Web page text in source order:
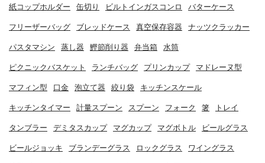
紙コップホルダー 缶切り ビルトインガスコンロ バターケース
フリーザーバッグ ブレッドケース 真空保存容器 ナッツクラッカー
パスタマシン 蒸し器 鰹節削り器 弁当箱 水筒
ピクニックバスケット ランチバッグ プリンカップ マドレーヌ型
マフィン型 口金 泡立て器 絞り袋 キッチンスケール
キッチンタイマー 計量スプーン スプーン フォーク 箸 トレイ
タンブラー デミタスカップ マグカップ マグボトル ビールグラス
ビールジョッキ ブランデーグラス ロックグラス ワイングラス